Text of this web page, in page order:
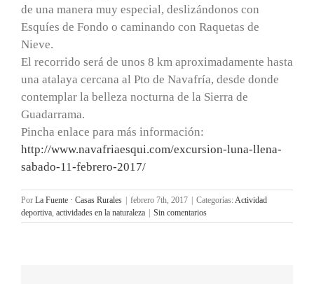
de una manera muy especial, deslizándonos con
Esquíes de Fondo o caminando con Raquetas de
Nieve.
El recorrido será de unos 8 km aproximadamente hasta
una atalaya cercana al Pto de Navafría, desde donde
contemplar la belleza nocturna de la Sierra de
Guadarrama.
Pincha enlace para más información:
http://www.navafriaesqui.com/excursion-luna-llena-
sabado-11-febrero-2017/
Por La Fuente · Casas Rurales febrero 7th, 2017 Categorías:Actividad
deportiva, actividades en la naturaleza Sin comentarios